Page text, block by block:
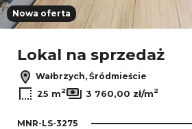
Leaflet|© OpenMapTiles
Nowa oferta
Lokal na sprzedaż
Wałbrzych, Śródmieście
25 m2 3 760,00 zł/m2
MNR-LS-3275